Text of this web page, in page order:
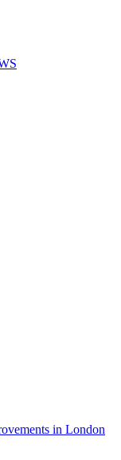
in London